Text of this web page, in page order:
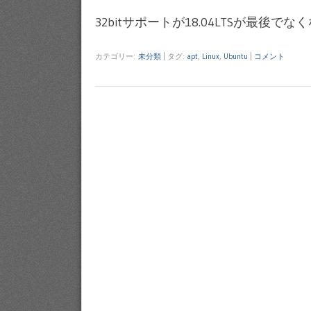
32bitサポートが18.04LTSが最後でなく
カテゴリー: 未分類 タグ: apt Linux Ubuntu コメント